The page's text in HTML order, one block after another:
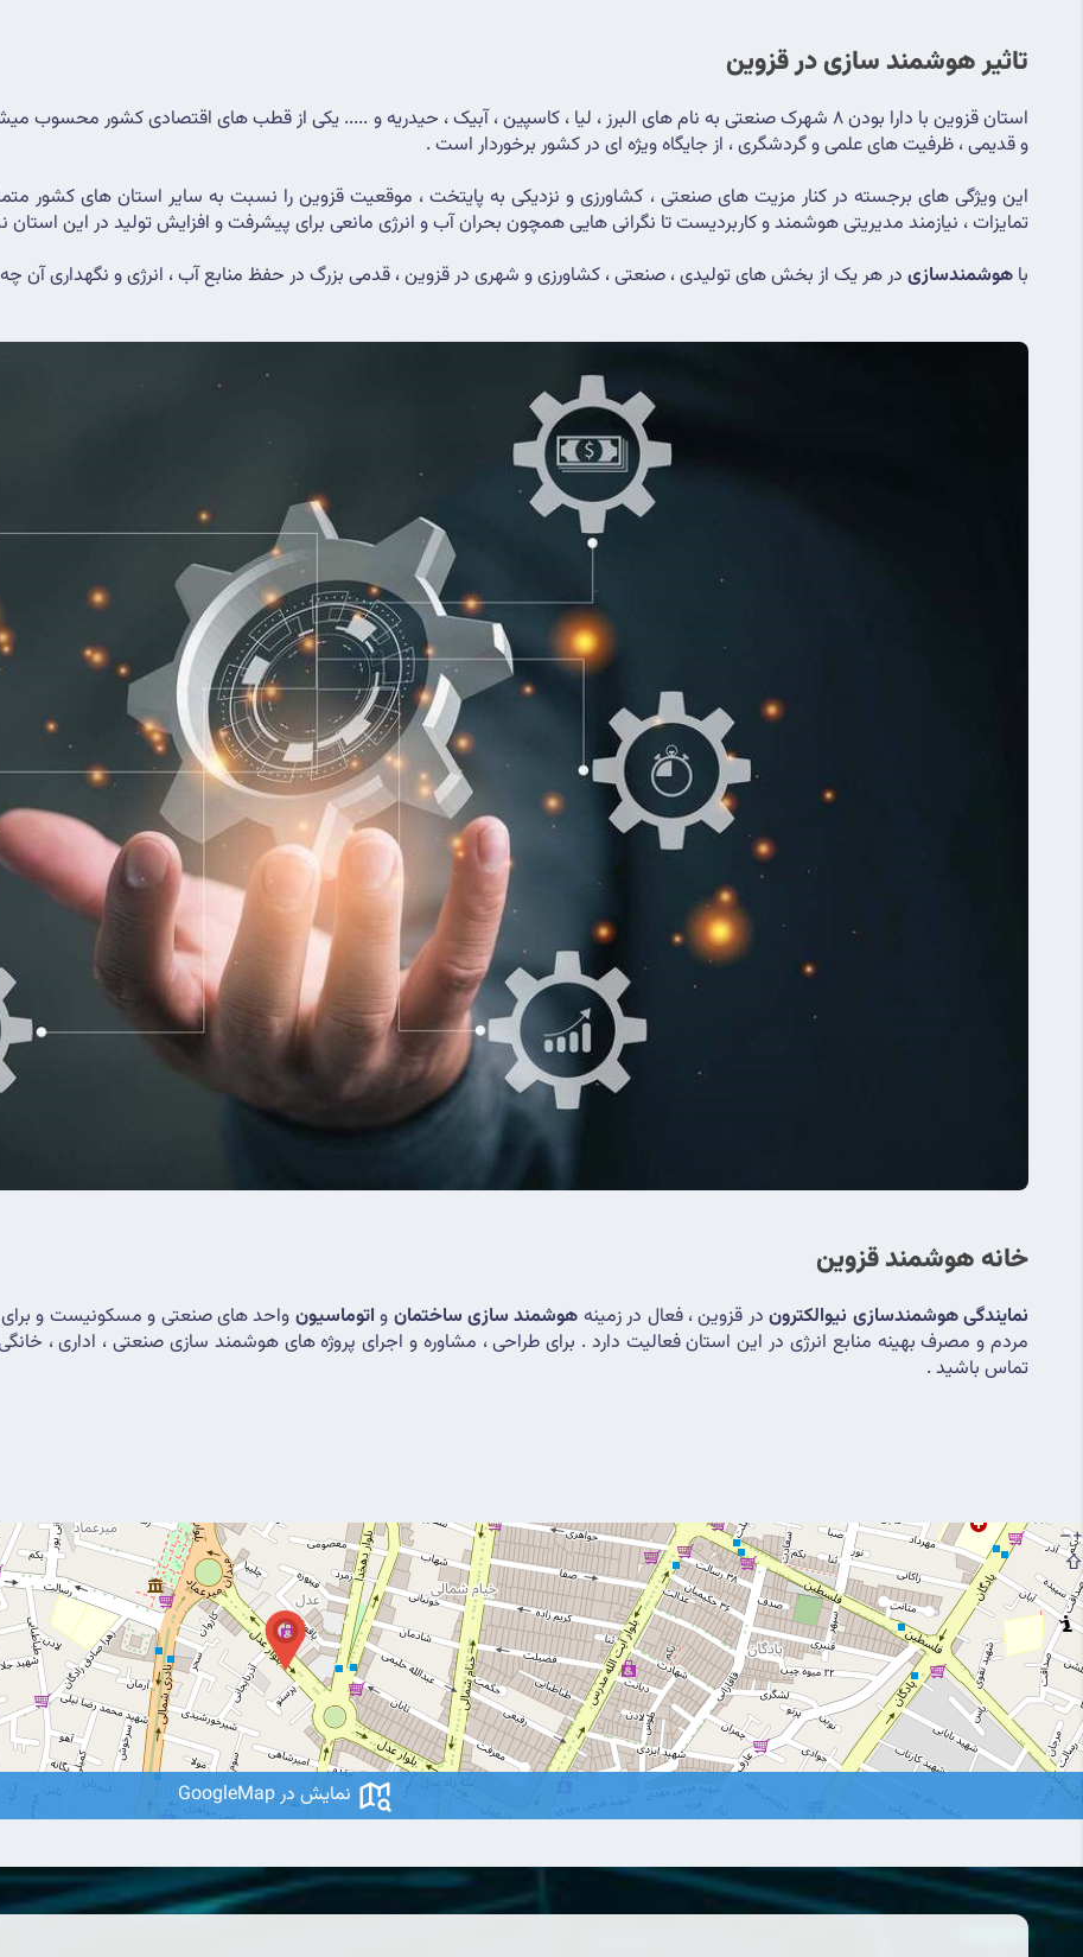
تاثیر هوشمند سازی در قزوین
و قدیمی ، ظرفیت های علمی و گردشگری ، از جایگاه ویژه ای در کشور برخوردار است .
تمایزات ، نیازمند مدیریتی هوشمند و کاربردیست تا نگرانی هایی همچون بحران آب و انرژی مانعی برای پیشرفت و افزایش تولید در این استان
با هوشمندسازی در هر یک از بخش های تولیدی ، صنعتی ، کشاورزی و شهری در قزوین ، قدمی بزرگ در حفظ منابع آب ، انرژی و نگهداری آن
خانه هوشمند قزوین
نمایندگی هوشمندسازی نیوالکترون در قزوین ، فعال در زمینه هوشمند سازی ساختمان و اتوماسیون
تماس باشید .
+
–
⇧
نمایش در GoogleMap